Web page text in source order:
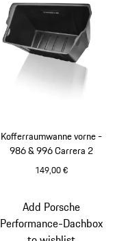
Kofferraumwanne vorne -
986 & 996 Carrera 2
149,00 €
Add Porsche
Performance-Dachbox